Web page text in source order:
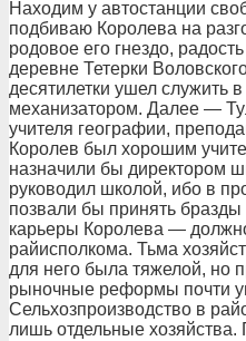
Находим у автостанции
подбиваю Королева на
родовое его гнездо,
деревне Тетерки
десятилетки ушел служить
механизатором. Далее —
учителя географии,
Королев был хорошим
назначили бы директором
руководил школой, ибо в
позвали бы принять
карьеры Королева —
райисполкома. Тьма
для него была тяжелой, но
рыночные реформы почти
Сельхозпроизводство в
лишь отдельные